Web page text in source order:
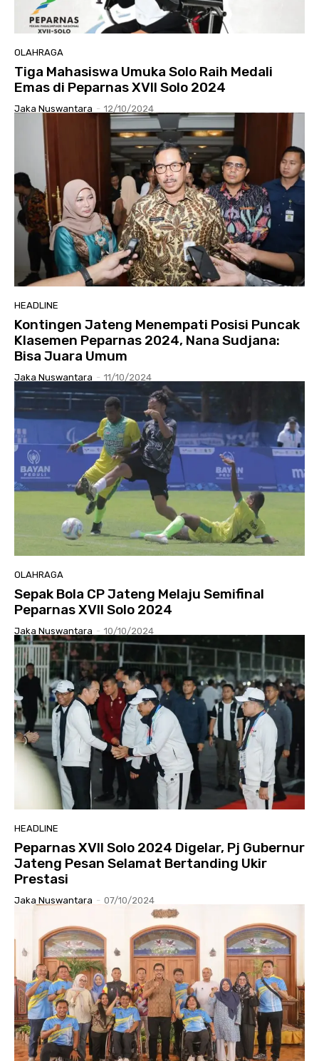
OLAHRAGA
Tiga Mahasiswa Umuka Solo Raih Medali
Emas di Peparnas XVII Solo 2024
Jaka Nuswantara - 12/10/2024
HEADLINE
Kontingen Jateng Menempati Posisi Puncak
Klasemen Peparnas 2024, Nana Sudjana:
Bisa Juara Umum
Jaka Nuswantara - 11/10/2024
OLAHRAGA
Sepak Bola CP Jateng Melaju Semifinal
Peparnas XVII Solo 2024
Jaka Nuswantara - 10/10/2024
HEADLINE
Peparnas XVII Solo 2024 Digelar, Pj Gubernur
Jateng Pesan Selamat Bertanding Ukir
Prestasi
Jaka Nuswantara - 07/10/2024